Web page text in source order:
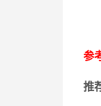
参
推